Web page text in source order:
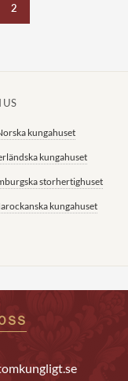
2
kungahuset
kungahuset
storhertighuset
kungahuset